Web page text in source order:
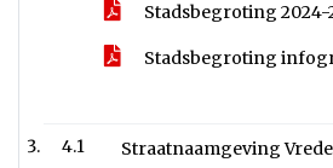
Stadsbegroting 2024-
Stadsbegroting
4.1
Straatnaamgeving